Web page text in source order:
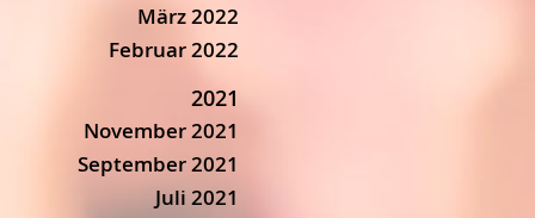
März 2022
Februar 2022
2021
November 2021
September 2021
Juli 2021